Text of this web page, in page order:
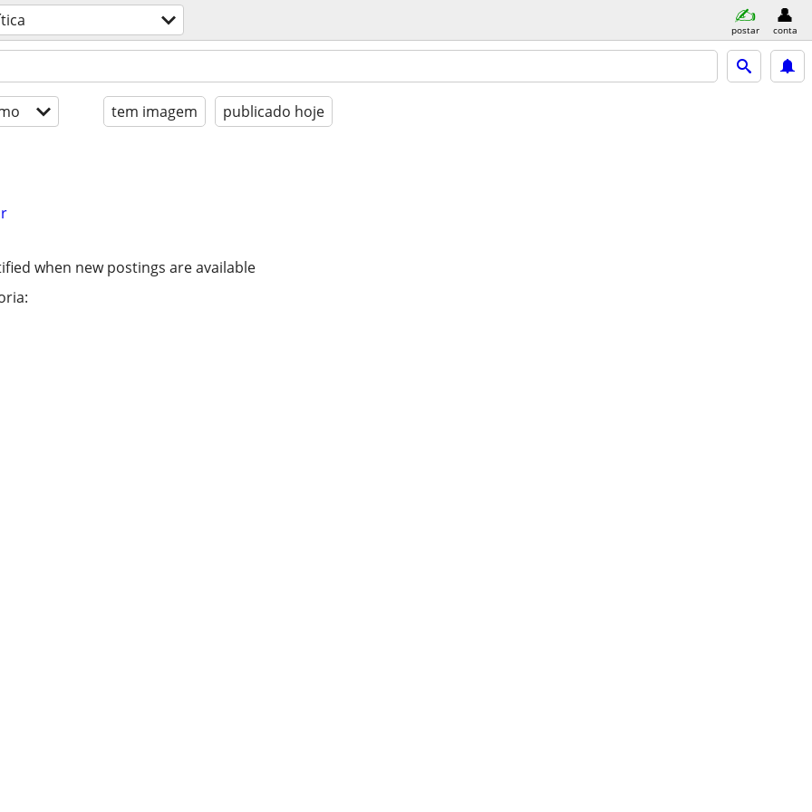
postar conta
tem imagem publicado hoje
when new postings are available